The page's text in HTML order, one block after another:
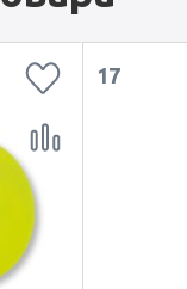
17